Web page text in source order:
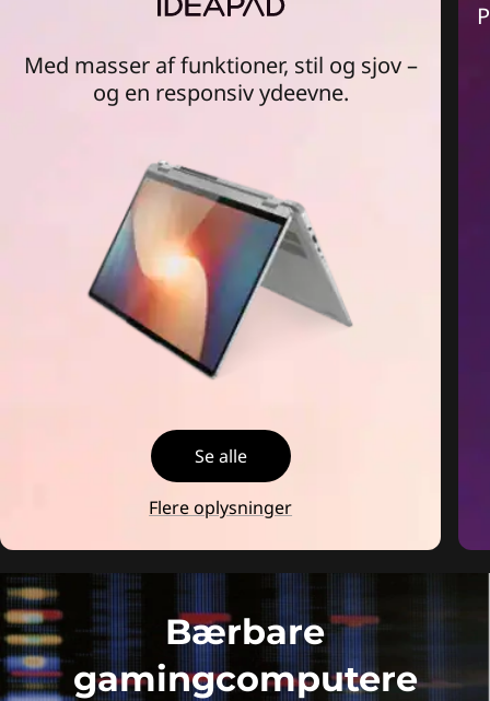
Med masser af funktioner, stil og sjov –
og en responsiv ydeevne.
Se alle
Flere oplysninger
Bærbare
gamingcomputere